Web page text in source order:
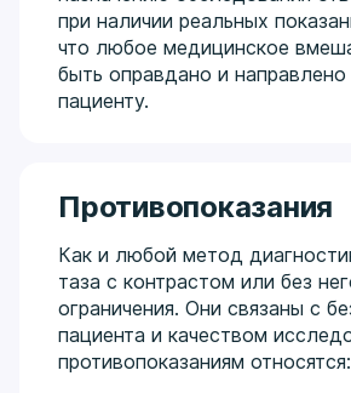
при наличии реальных
что любое медицинское
быть оправдано и
пациенту.
Противопоказания
Как и любой метод
таза с контрастом или без
ограничения. Они связаны с
пациента и качеством
противопоказаниям относятся: